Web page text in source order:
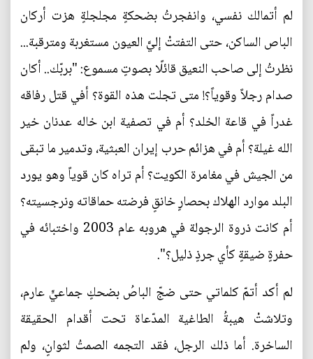
لم أتمالك نفسي، وانفجرتُ بضحكةٍ مجلجلةٍ هزت أركان
الباص الساكن، حتى التفتتْ إليَّ العيون مستغربة ومترقبة...
نظرتُ إلى صاحب النعيق قائلًا بصوتٍ مسموع: "بربّك.. أكان
صدام رجلاً وقوياً؟! متى تجلت هذه القوة؟ أفي قتل رفاقه
غدراً في قاعة الخلد؟ أم في تصفية ابن خاله عدنان خير
الله غيلة؟ أم في هزائم حرب إيران العبثية، وتدمير ما تبقى
من الجيش في مغامرة الكويت؟ أم تراه كان قوياً وهو يورد
البلد موارد الهلاك بحصارٍ خانقٍ فرضته حماقاته ونرجسيته؟
أم كانت ذروة الرجولة في هروبه عام 2003 واختبائه في
حفرةٍ ضيقةٍ كأي جرذٍ ذليل؟".
لم أكد أتمّ كلماتي حتى ضجّ الباصُ بضحكٍ جماعيٍّ عارم،
وتلاشتْ هيبةُ الطاغية المدّعاة تحت أقدام الحقيقة
الساخرة. أما ذلك الرجل، فقد التجمه الصمتُ لثوانٍ، ولم